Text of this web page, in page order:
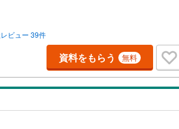
ご提案「ミラカレクラブ」。・ 不動産売却時、ご
るCG加工ホームステイジングサービス。・ 購入
告の無料セミナーをご招待いたします。◆ご予約
えください。（もちろん当日でも対応可能で
覧（居住中物件）の手配が必要な場合がございます
ご連絡をいただけると、スムーズなご案内が可能
がご一報ください。◆物件のご案内は◆弊社へのご
最寄駅での待ち合わせ、物件周辺のコンビニ等で
お伝えください。ご希望条件をお伝え頂けました
料も用意して参ります。もちろん他の物件も併せ
。
ビュー 39件
資料をもらう 無料